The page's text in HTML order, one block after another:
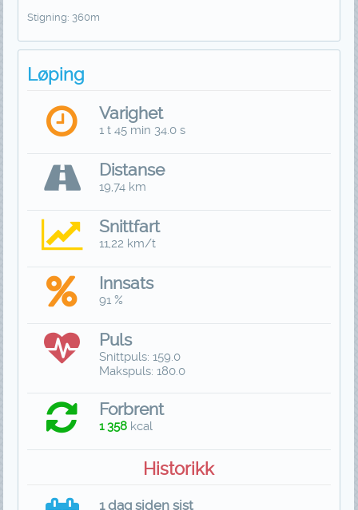
Stigning: 360m
Løping
Varighet
1 t 45 min 34.0 s
Distanse
19,74 km
Snittfart
11,22 km/t
Innsats
91 %
Puls
Snittpuls: 159.0
Makspuls: 180.0
Forbrent
1 358 kcal
Historikk
1 dag siden sist